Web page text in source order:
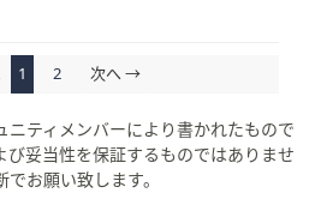
1 2 次へ →
ニティメンバーにより書かれたもので
び妥当性を保証するものではありませ
お願い致します。